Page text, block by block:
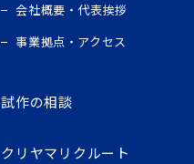
会社概要・代表挨拶
事業拠点・アクセス
試作の相談
クリヤマリクルート